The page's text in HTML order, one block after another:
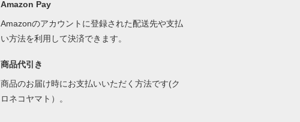
Amazon Pay
Amazonのアカウントに登録された配送先や支払
い方法を利用して決済できます。
商品代引き
商品のお届け時にお支払いいただく方法です(ク
ロネコヤマト）。